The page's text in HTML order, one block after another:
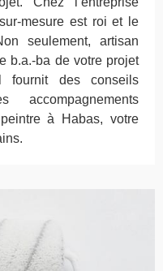
mesure est roi et le
seulement, artisan
b.a.-ba de votre projet
fournit des conseils
à Habas, votre